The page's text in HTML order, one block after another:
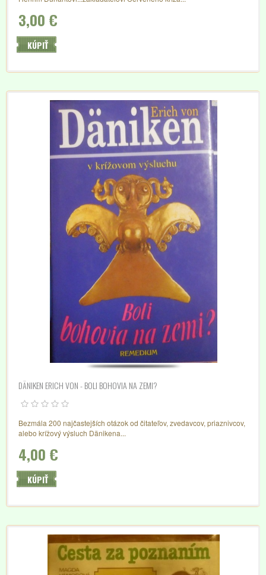
3,00 €
KÚPIŤ
DÄNIKEN ERICH VON - BOLI BOHOVIA NA ZEMI?
Bezmála 200 najčastejších otázok od čitateľov, zvedavcov, priaznivcov,
alebo krížový výsluch Dänikena...
4,00 €
KÚPIŤ